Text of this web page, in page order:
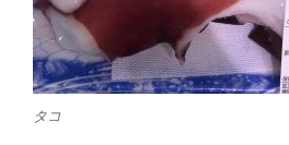
タコ